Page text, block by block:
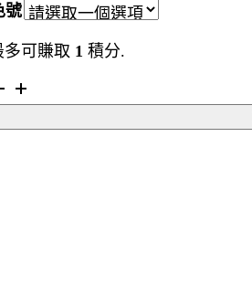
號
多可賺取 1 積分.